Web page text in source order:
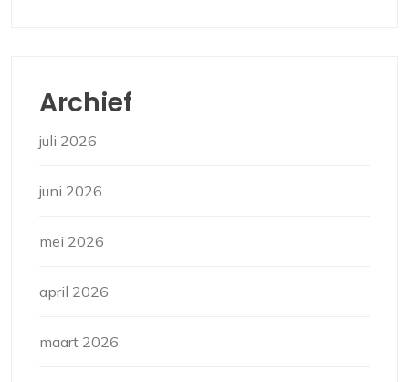
Archief
juli 2026
juni 2026
mei 2026
april 2026
maart 2026